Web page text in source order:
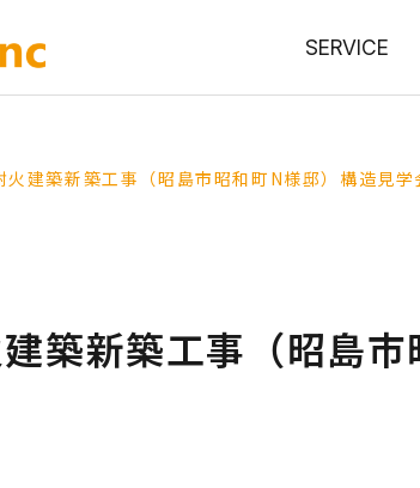
SERVICE
火建築新築工事（昭島市昭和町N様邸）構造見学
築新築工事（昭島